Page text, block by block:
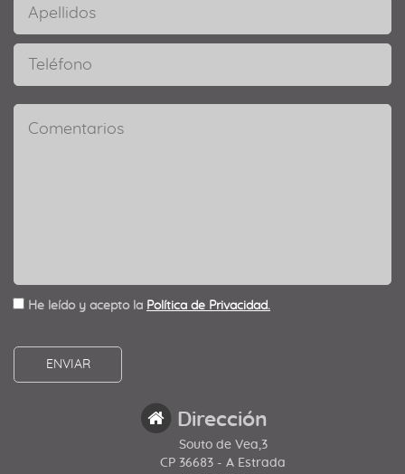
He leído y acepto la Política de Privacidad.
Dirección
Souto de Vea,3
CP 36683 - A Estrada